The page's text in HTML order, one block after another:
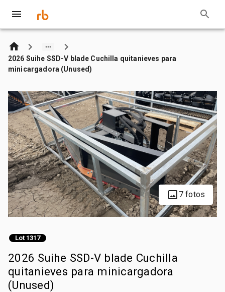
2026 Suihe SSD-V blade Cuchilla quitanieves para
minicargadora (Unused)
7 fotos
Lot 1317
2026 Suihe SSD-V blade Cuchilla
quitanieves para minicargadora
(Unused)